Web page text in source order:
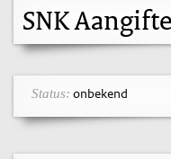
SNK
Status: onbekend